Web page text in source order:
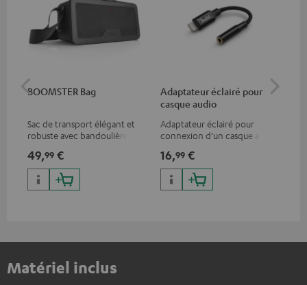
BOOMSTER Bag
Sac de transport élégant et
robuste avec bandoulière
éditions spéciales
BOOMSTER.
49,99 €
Adaptateur éclairé pour
casque audio
Adaptateur éclairé pour
connexion d’un casque audio
audio disposant d’une
connexion jack 3,5-mm,
iPhone, iPad, iPod etc.,
certifié MFI 100% compatible
16,99 €
Matériel inclus